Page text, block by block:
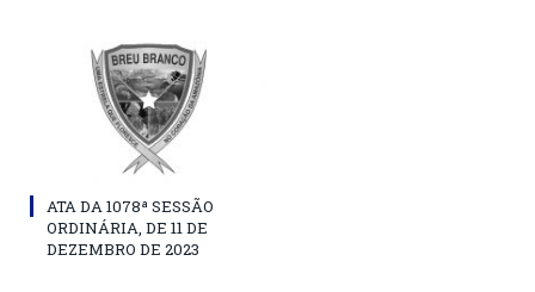
ATA DA 1078ª SESSÃO
ORDINÁRIA, DE 11 DE
DEZEMBRO DE 2023